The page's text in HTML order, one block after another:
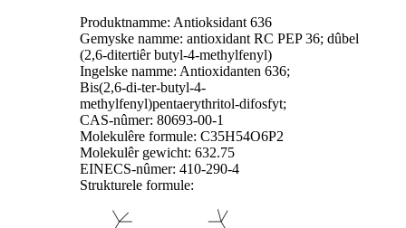
Produktnamme: Antioksidant 636
Gemyske namme: antioxidant RC PEP 36; dûbel
(2,6-ditertiêr butyl-4-methylfenyl)
Ingelske namme: Antioxidanten 636;
Bis(2,6-di-ter-butyl-4-
methylfenyl)pentaerythritol-difosfyt;
CAS-nûmer: 80693-00-1
Molekulêre formule: C35H54O6P2
Molekulêr gewicht: 632.75
EINECS-nûmer: 410-290-4
Strukturele formule: